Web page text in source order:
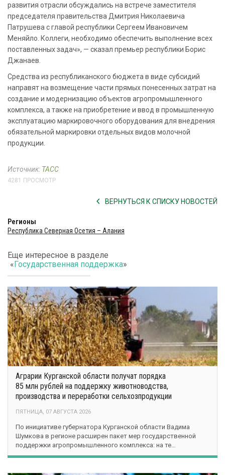
развития отрасли обсуждались на встрече заместителя
председателя правительства Дмитрия Николаевича
Патрушева с главой республики Сергеем Ивановичем
Меняйло. Коллеги, необходимо обеспечить выполнение всех
поставленных задач», — сказал премьер республики Борис
Джанаев.
Средства из республиканского бюджета в виде субсидий
направят на возмещение части прямых понесенных затрат на
создание и модернизацию объектов агропромышленного
комплекса, а также на приобретение и ввод в промышленную
эксплуатацию маркировочного оборудования для внедрения
обязательной маркировки отдельных видов молочной
продукции.
Источник: ТАСС
4281 ПРОСМОТР
ВЕРНУТЬСЯ К СПИСКУ НОВОСТЕЙ
Регионы
Республика Северная Осетия – Алания
Еще интересное в разделе
«Государственная поддержка»
Аграрии Курганской области получат порядка
85 млн рублей на поддержку животноводства,
производства и переработки сельхозпродукции
ПЯТНИЦА, 07 АВГУСТА 2026
По инициативе губернатора Курганской области Вадима
Шумкова в регионе расширен пакет мер государственной
поддержки агропромышленного комплекса: на те…